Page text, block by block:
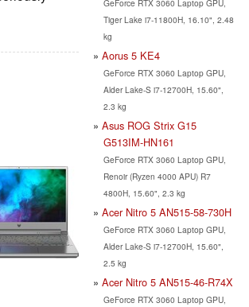
GeForce RTX 3060 Laptop GPU,
Tiger Lake i7-11800H, 16.10", 2.48
kg
Aorus 5 KE4
GeForce RTX 3060 Laptop GPU,
Alder Lake-S i7-12700H, 15.60",
2.3 kg
Asus ROG Strix G15
G513IM-HN161
GeForce RTX 3060 Laptop GPU,
Renoir (Ryzen 4000 APU) R7
4800H, 15.60", 2.3 kg
Acer Nitro 5 AN515-58-730H
GeForce RTX 3060 Laptop GPU,
Alder Lake-S i7-12700H, 15.60",
2.5 kg
Acer Nitro 5 AN515-46-R74X
GeForce RTX 3060 Laptop GPU,